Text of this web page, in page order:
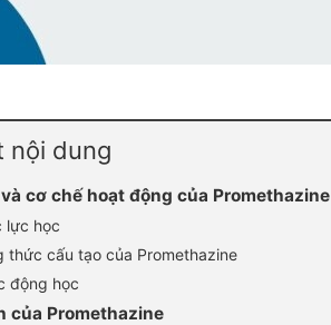
nội dung
cơ chế hoạt động của Promethazine
lực học
thức cấu tạo của Promethazine
động học
của Promethazine